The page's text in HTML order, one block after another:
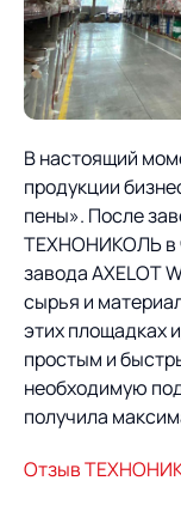
В настоящий
продукции
пены». После
ТЕХНОНИКОЛЬ в
завода AXELOT
сырья и
этих площадках
простым и
необходимую
получила
Отзыв